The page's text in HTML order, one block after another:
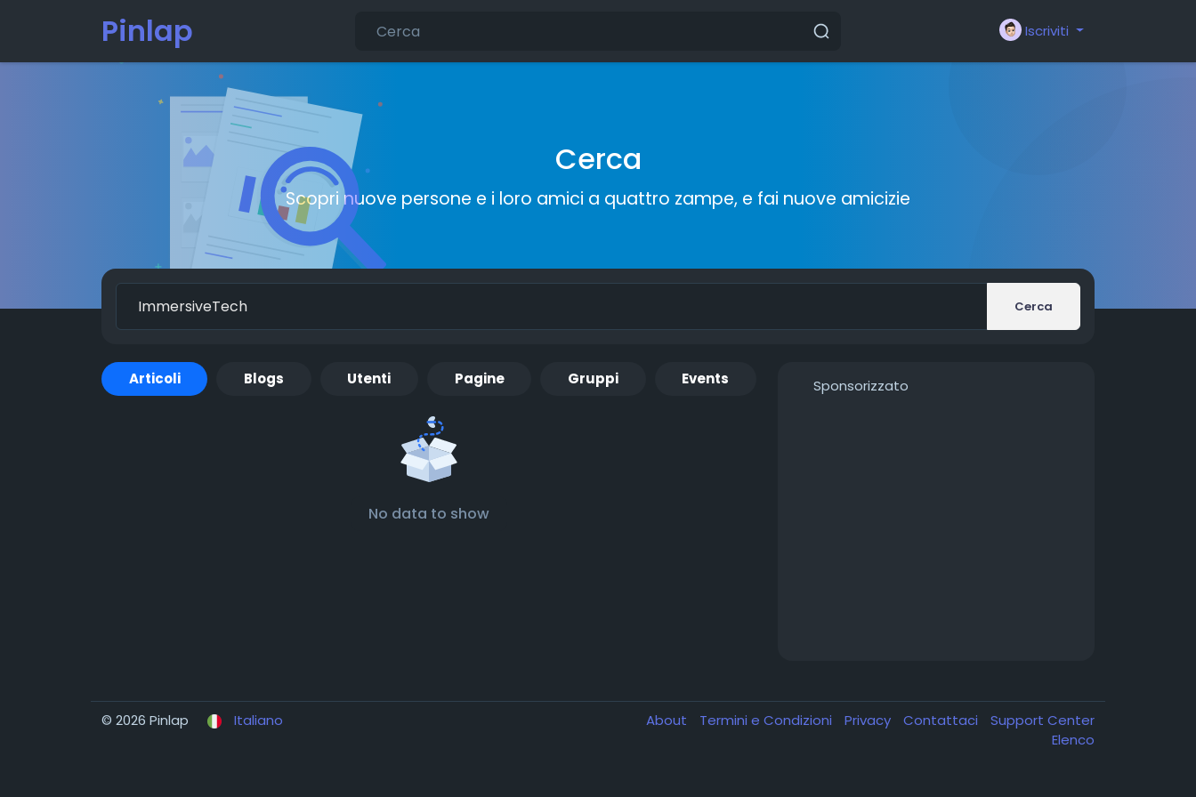
Pinlap Iscriviti
Cerca
Scopri nuove persone e i loro amici a quattro zampe, e fai nuove amicizie
Cerca
Articoli Blogs Utenti Pagine Gruppi Events
No data to show
Sponsorizzato
© 2026 Pinlap Italiano About Termini e Condizioni Privacy Contattaci
Support Center
Elenco